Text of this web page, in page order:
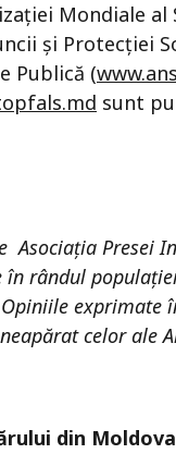
Mondiale al
și Protecției
Publică (
sunt
Asociația Presei
în rândul
Opiniile
celor ale
din